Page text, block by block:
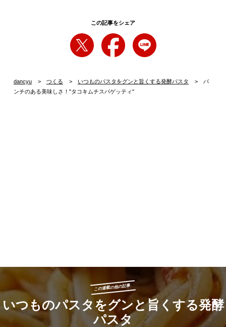
この記事をシェア
dancyu つくる いつものパスタをグンと旨くする発酵パスタ
パ
ンチのある美味しさ！"タコキムチスパゲッティ"
この連載の他の記事
いつものパスタをグンと旨くする発酵
パスタ